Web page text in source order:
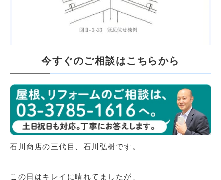
今すぐのご相談はこちらから
石川商店の三代目、石川弘樹です。
この日はキレイに晴れてましたが、